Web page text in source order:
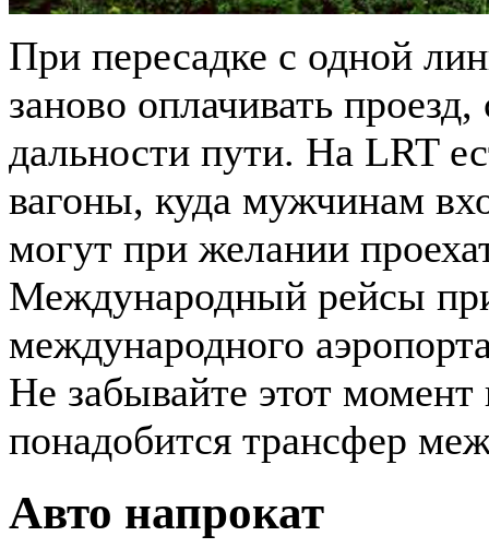
При пересадке с одной
заново оплачивать
дальности пути. На LRT
вагоны, куда мужчинам
могут при желании
Международный рейсы
международного
Не забывайте этот
понадобится трансфер
Авто напрокат